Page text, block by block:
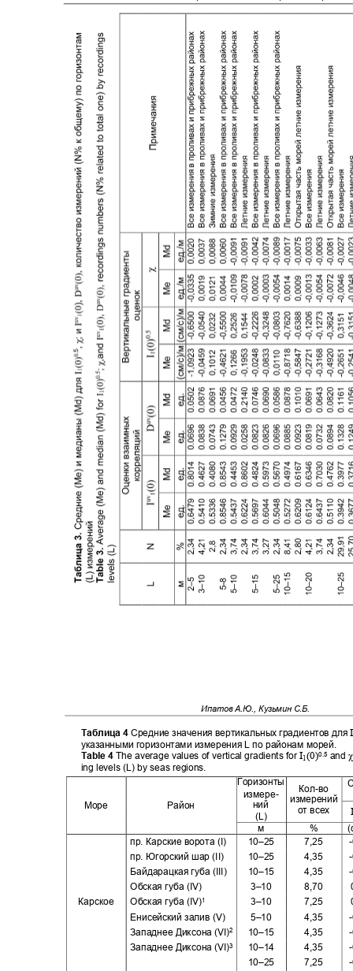
Ипатов А.Ю., Кузьмин С.Б.
Таблица 4Средние значения вертикальных градиентов дляI
указанными горизонтами измерения Lпо районам морей
Table 4The average values of vertical gradients for I1 (0)0.5 and
ing levels (L) by seas regions.
Горизонты
Кол-во
измерений
от всех
измере-
ний
(L)
Море Район
м %
пр. Карские ворота (I)
пр. Югорский шар ( II)
Байдарацкая губа (III)
Обская губа (IV)
10–25
10–25
10–15
3–10
7,25
4,35
4,35
8,70
7,25
4,35
4,35
4,35
7,25
Карское Обская губа (IV)1 3–10
Енисейский залив (V)
Западнее Диксона (VI)2
Западнее Диксона (VI)3
5–10
10–15
10–14
10–25